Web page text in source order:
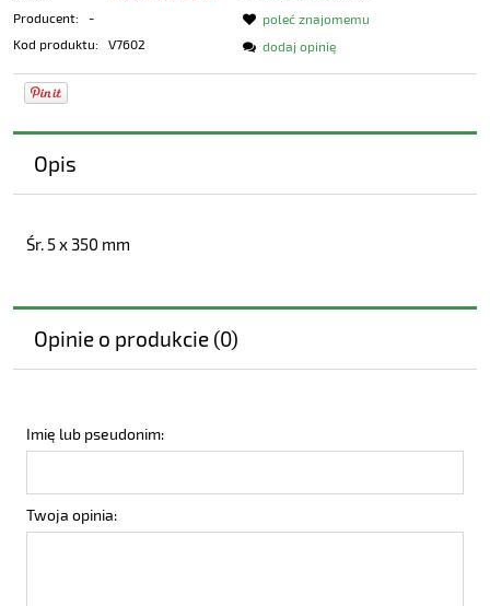
Producent:
-
Kod produktu:
V7602
poleć znajomemu
dodaj opinię
Opis
Śr. 5 x 350 mm
Opinie o produkcie (0)
Imię lub pseudonim:
Twoja opinia: